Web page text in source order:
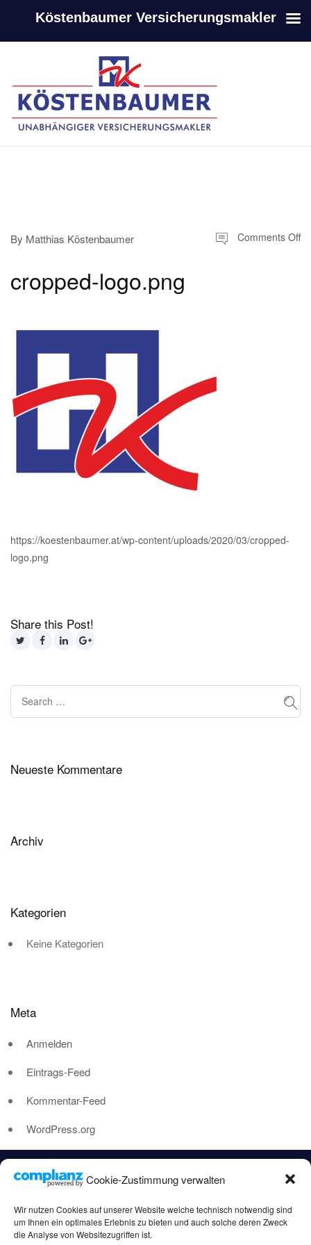
Cookie-Zustimmung verwalten
Wir nutzen Cookies auf unserer Website welche technisch notwendig sind
um Ihnen ein optimales Erlebnis zu bieten und auch solche deren Zweck
die Analyse von Websitezugriffen ist.
-
By Matthias Köstenbaumer Comments Off
cropped-logo.png
https://koestenbaumer.at/wp-content/uploads/2020/03/cropped-
logo.png
Share this Post!
Neueste Kommentare
Archiv
Kategorien
Keine Kategorien
Meta
Anmelden
Eintrags-Feed
Kommentar-Feed
WordPress.org
Köstenbaumer Versicherungsmakler